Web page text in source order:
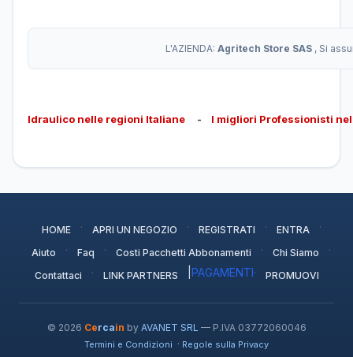
L'AZIENDA: Agritech Store SAS , Si
Idraulico nelle regioni Italiane - I migliori Professionisti
HOME · APRI UN NEGOZIO · REGISTRATI · ENTRA ·
Aiuto · Faq · Costi Pacchetti Abbonamenti · Chi Siamo ·
Contattaci · LINK PARTNERS PAGAMENTI· PROMUOVI
© 2026 Cercain by AVANET SRL — P.IVA 03772060046
Termini e Condizioni · Regole sulla Privacy